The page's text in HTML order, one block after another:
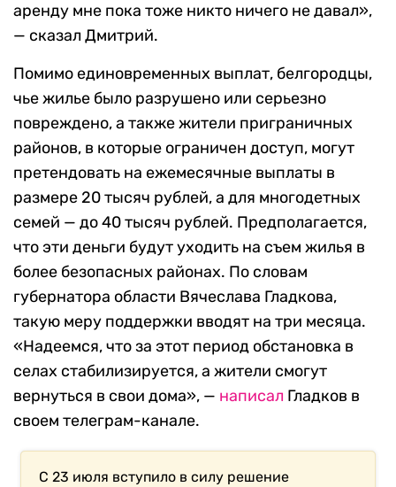
аренду мне пока тоже никто ничего не давал»,
— сказал Дмитрий.
Помимо единовременных выплат, белгородцы,
чье жилье было разрушено или серьезно
повреждено, а также жители приграничных
районов, в которые ограничен доступ, могут
претендовать на ежемесячные выплаты в
размере 20 тысяч рублей, а для многодетных
семей — до 40 тысяч рублей. Предполагается,
что эти деньги будут уходить на съем жилья в
более безопасных районах. По словам
губернатора области Вячеслава Гладкова,
такую меру поддержки вводят на три месяца.
«Надеемся, что за этот период обстановка в
селах стабилизируется, а жители смогут
вернуться в свои дома», — написал Гладков в
своем телеграм-канале.
С 23 июля вступило в силу решение